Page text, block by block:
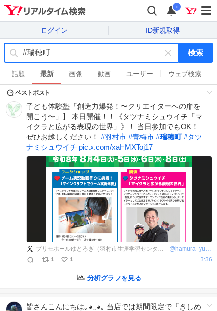
i
ログイン ID新規取得
キ
ー
ワ
ド
を
消
す
検索
話題 最新 画像 動画 ユーザー ウェブ検索
ベストポスト
子ども体験塾「創造力爆発！〜クリエイターへの扉を
開こう〜」】 本日開催！！《タツナミシュウイチ「マ
イクラと広がる表現の世界」》！ 当日参加でもOK！
ぜひお越しください！ #羽村市 #青梅市 #瑞穂町 #タツ
ナミシュウイチ pic.x.com/xaHMXToj17
プリモホールゆとろぎ（羽村市生涯学習センター）【公式】 @ hamura_yutorogi
1
1 3:36
分析グラフを見る
皆さんこんにちは｡⁠◕⁠‿⁠◕⁠｡ 当店では期間限定で『きしめ